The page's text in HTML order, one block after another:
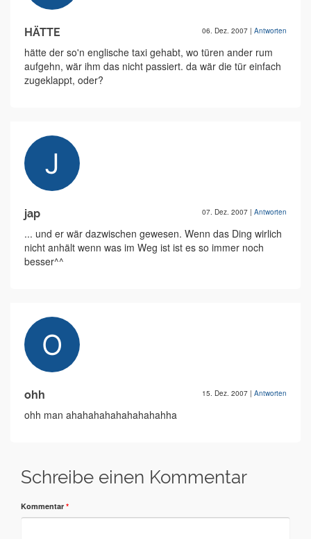
HÄTTE 06. Dez. 2007 | Antworten
hätte der so'n englische taxi gehabt, wo türen ander rum
aufgehn, wär ihm das nicht passiert. da wär die tür einfach
zugeklappt, oder?
jap 07. Dez. 2007 | Antworten
... und er wär dazwischen gewesen. Wenn das Ding wirlich
nicht anhält wenn was im Weg ist ist es so immer noch
besser^^
ohh 15. Dez. 2007 | Antworten
ohh man ahahahahahahahahahha
Schreibe einen Kommentar
Kommentar *